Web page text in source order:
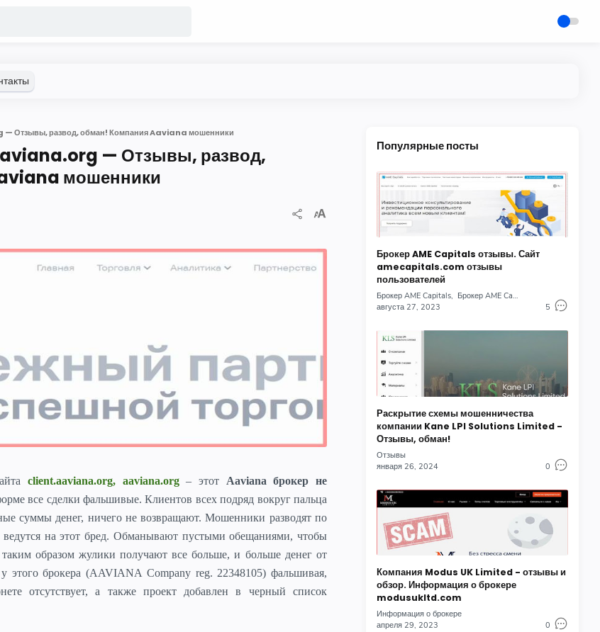
Отзывы, развод, обман! Компания Aaviana мошенники
— Отзывы, развод,
мошенники
client.aaviana.org, aaviana.org– этот Aaviana брокер не
все сделки фальшивые.Клиентов всех подряд вокруг пальца
суммы денег, ничего не возвращают. Мошенники разводят по
на этот бред. Обманывают пустыми обещаниями, чтобы
таким образом жулики получают все больше, и больше денег от
этого брокера (AAVIANA Company reg. 22348105) фальшивая,
отсутствует, а также проект добавлен в черный список
Популярные посты
Брокер AME Capitals отзывы. Сайт
amecapitals.com отзывы
пользователей
Брокер AME Capitals
Брокер AME Capitals отзывы
августа 27, 2023
5
Раскрытие схемы мошенничества
компании Kane LPI Solutions Limited -
Отзывы, обман!
Отзывы
января 26, 2024
0
Компания Modus UK Limited - отзывы и
обзор. Информация о брокере
modusukltd.com
Информация о брокере
апреля 29, 2023
0